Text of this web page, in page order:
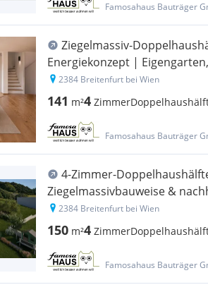
Famosahaus Bauträger
Ziegelmassiv-
Energiekonzept |
2384 Breitenfurt bei Wien
141 m²4 Zimmer
Famosahaus Bauträger
4-Zimmer-
Ziegelmassivbauweise &
Energiekonzept
2384 Breitenfurt bei Wien
150 m²4 Zimmer
Famosahaus Bauträger